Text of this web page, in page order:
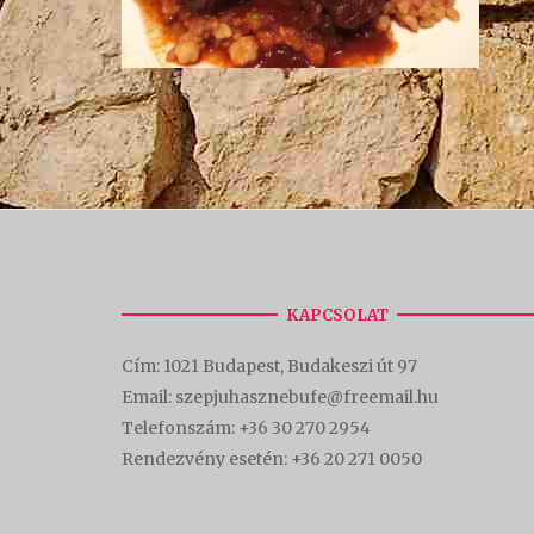
KAPCSOLAT
Cím: 1021 Budapest, Budakeszi út 97
Email: szepjuhasznebufe@freemail.hu
Telefonszám: +36 30 270 2954
Rendezvény esetén: +36 20 271 0050